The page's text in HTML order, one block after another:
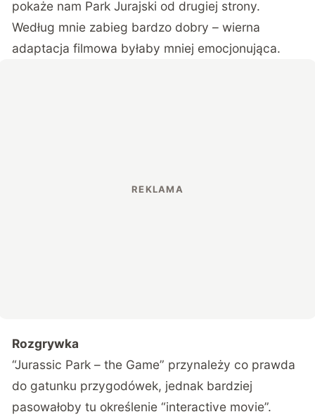
pokaże nam Park Jurajski od drugiej strony.
Według mnie zabieg bardzo dobry – wierna
adaptacja filmowa byłaby mniej emocjonująca.
Rozgrywka
“Jurassic Park – the Game” przynależy co prawda
do gatunku przygodówek, jednak bardziej
pasowałoby tu określenie “interactive movie”.